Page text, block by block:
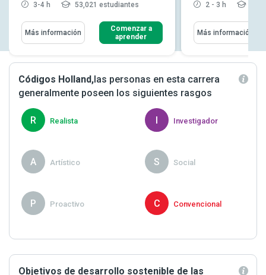
3-4 h 53,021 estudiantes
Más información
Comenzar a
aprender
2 - 3 h
Más información
Códigos Holland, las personas en esta carrera
generalmente poseen los siguientes rasgos
R Realista Investigador
A Artístico S Social
P Proactivo C Convencional
Objetivos de desarrollo sostenible de las